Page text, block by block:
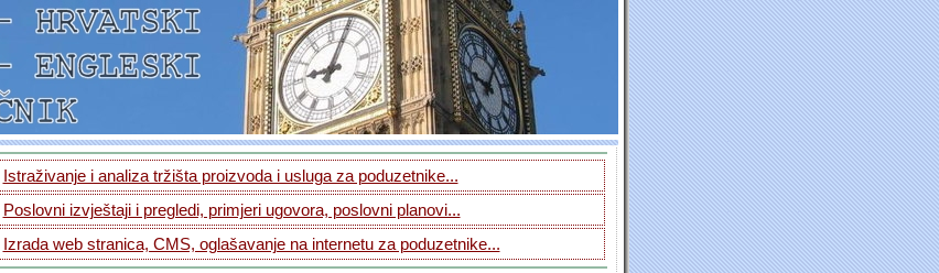
Istraživanje i analiza tržišta proizvoda i usluga za poduzetnike...
Poslovni izvještaji i pregledi, primjeri ugovora, poslovni planovi...
Izrada web stranica, CMS, oglašavanje na internetu za poduzetnike...